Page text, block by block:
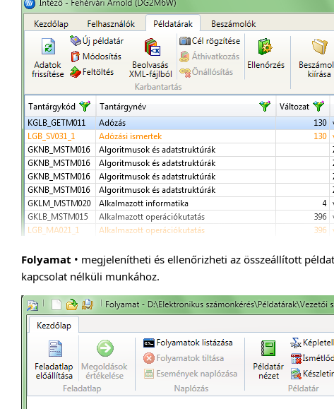
Folyamat • megjelenítheti és ellenőrizheti az összeállított
kapcsolat nélküli munkához.